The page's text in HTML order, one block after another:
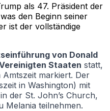
als 47. Präsident der
den Beginn seiner
ist der vollständige
von Donald
Staaten statt,
Amtszeit markiert. Der
in Washington) mit
der St. John’s Church,
Melania teilnehmen.